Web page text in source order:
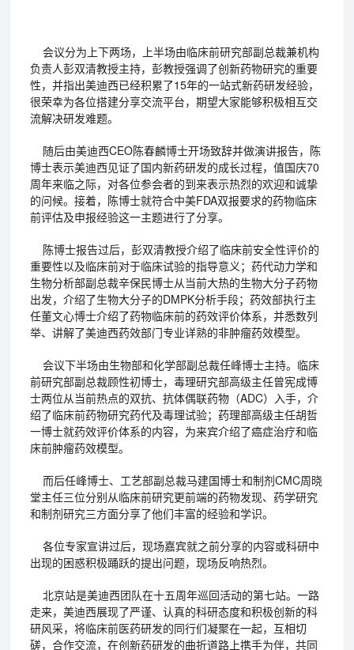
会议分为上下两场，上半场由临床前研究部副总裁兼机构
负责人彭双清教授主持，彭教授强调了创新药物研究的重要
性，并指出美迪西已经积累了15年的一站式新药研发经验，
很荣幸为各位搭建分享交流平台，期望大家能够积极相互交
流解决研发难题。
随后由美迪西CEO陈春麟博士开场致辞并做演讲报告，陈
博士表示美迪西见证了国内新药研发的成长过程，值国庆70
周年来临之际，对各位参会者的到来表示热烈的欢迎和诚挚
的问候。接着，陈博士就符合中美FDA双报要求的药物临床
前评估及申报经验这一主题进行了分享。
陈博士报告过后，彭双清教授介绍了临床前安全性评价的
重要性以及临床前对于临床试验的指导意义；药代动力学和
生物分析部副总裁辛保民博士从当前大热的生物大分子药物
出发，介绍了生物大分子的DMPK分析手段；药效部执行主
任董文心博士介绍了药物临床前的药效评价体系，并悉数列
举、讲解了美迪西药效部门专业详熟的非肿瘤药效模型。
会议下半场由生物部和化学部副总裁任峰博士主持。临床
前研究部副总裁顾性初博士，毒理研究部高级主任曾宪成博
士两位从当前热点的双抗、抗体偶联药物（ADC）入手，介
绍了临床前药物研究药代及毒理试验；药理部高级主任胡哲
一博士就药效评价体系的内容，为来宾介绍了癌症治疗和临
床前肿瘤药效模型。
而后任峰博士、工艺部副总裁马建国博士和制剂CMC周晓
堂主任三位分别从临床前研究更前端的药物发现、药学研究
和制剂研究三方面分享了他们丰富的经验和学识。
各位专家宣讲过后，现场嘉宾就之前分享的内容或科研中
出现的困惑积极踊跃的提出问题，现场反响热烈。
北京站是美迪西团队在十五周年巡回活动的第七站。一路
走来，美迪西展现了严谨、认真的科研态度和积极创新的科
研风采，将临床前医药研发的同行们凝聚在一起，互相切
磋，合作交流，在创新药研发的曲折道路上携手为伴，共同